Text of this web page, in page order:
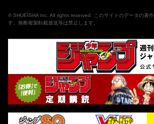
© SHUEISHA Inc . All rights reserved. このサイトのデータの著
す。無断複製転載放送等は禁止します。